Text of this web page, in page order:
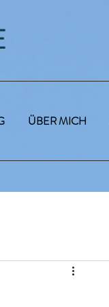
ÜBER MICH